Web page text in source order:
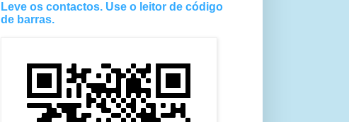
Leve os contactos. Use o leitor de código
de barras.